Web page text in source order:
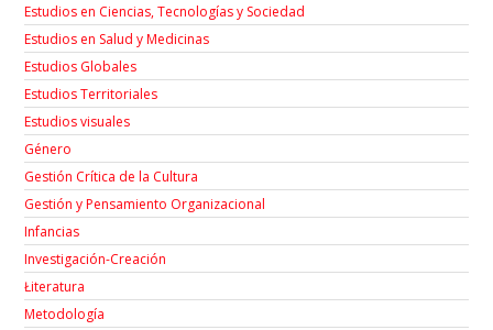
Estudios en Ciencias, Tecnologías y Sociedad
Estudios en Salud y Medicinas
Estudios Globales
Estudios Territoriales
Estudios visuales
Género
Gestión Crítica de la Cultura
Gestión y Pensamiento Organizacional
Infancias
Investigación-Creación
Łiteratura
Metodología